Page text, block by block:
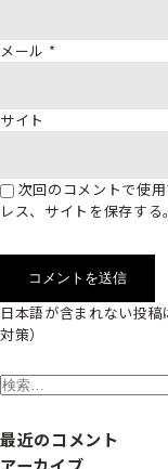
メール *
サイト
次回のコメントで使
レス、サイトを保存する。
日本語が含まれない投
対策）
索:
最近のコメント